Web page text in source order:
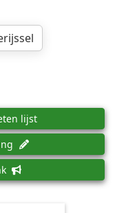
lijst